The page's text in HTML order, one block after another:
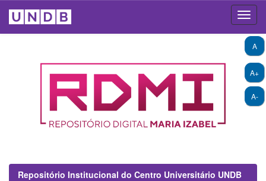
A+
A-
A
Repositório Institucional do Centro Universitário UNDB